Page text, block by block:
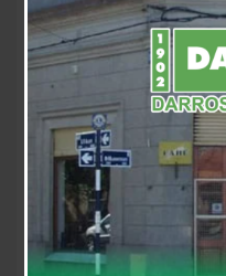
Hoy a las 18hs.
la 81 º Asamblea
donde se han
florense que se
destacar que para la
B, se hacen con los
socios definieran las
para más 7000 hogares